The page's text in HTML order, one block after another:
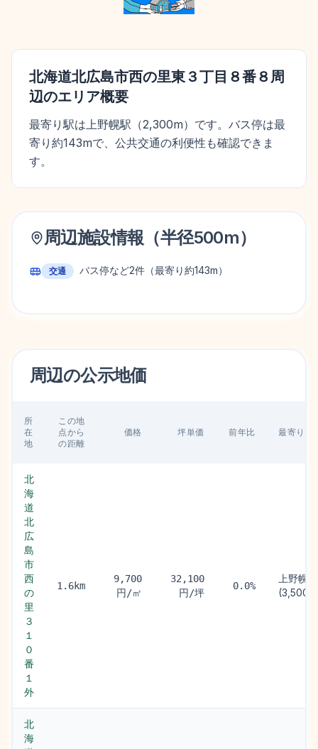
北海道北広島市西の里東３丁目８番８ 周
辺のエリア概要
最寄り駅は上野幌駅（2,300m）です。バス停は最
寄り約143mで、公共交通の利便性も確認できま
す。
周辺施設情報（半径500m）
交通 バス停など2件 （最寄り約143m）
周辺の公示地価
所
在
地
この地
点から
の距離
価格 坪単価 前年比 最寄り駅
北
海
道
北
広
島
市
西
の
里
３
１
０
番
１
外
1.6km
9,700
円/㎡
32,100
円/坪
0.0%
上野幌駅
北
海